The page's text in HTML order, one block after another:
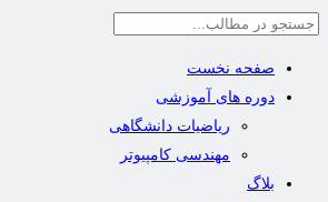
صفحه نخست
دوره های آموزشی
ریاضیات دانشگاهی
مهندسی کامپیوتر
بلاگ